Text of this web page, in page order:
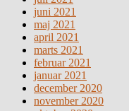
juni 2021
maj 2021
april 2021
marts 2021
februar 2021
januar 2021
december 2020
november 2020